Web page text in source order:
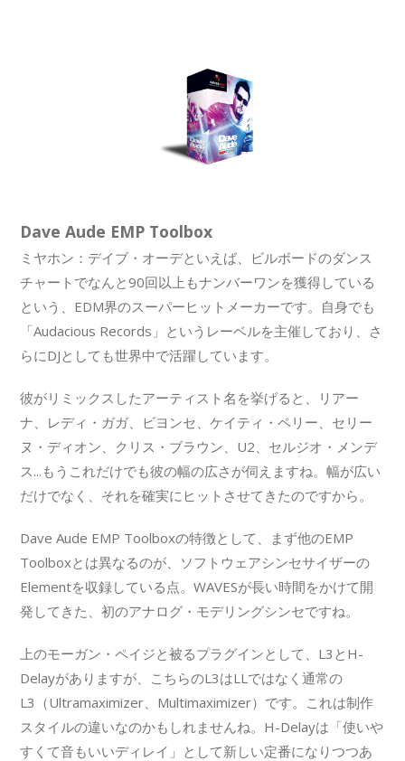
Dave Aude EMP Toolbox
ミヤホン：デイブ・オーデといえば、ビルボードのダンス
チャートでなんと90回以上もナンバーワンを獲得している
という、EDM界のスーパーヒットメーカーです。自身でも
「Audacious Records」というレーベルを主催しており、さ
らにDJとしても世界中で活躍しています。
彼がリミックスしたアーティスト名を挙げると、リアー
ナ、レディ・ガガ、ビヨンセ、ケイティ・ペリー、セリー
ヌ・ディオン、クリス・ブラウン、U2、セルジオ・メンデ
ス...もうこれだけでも彼の幅の広さが伺えますね。幅が広い
だけでなく、それを確実にヒットさせてきたのですから。
Dave Aude EMP Toolboxの特徴として、まず他のEMP
Toolboxとは異なるのが、ソフトウェアシンセサイザーの
Elementを収録している点。WAVESが長い時間をかけて開
発してきた、初のアナログ・モデリングシンセですね。
上のモーガン・ペイジと被るプラグインとして、L3とH-
Delayがありますが、こちらのL3はLLではなく通常の
L3（Ultramaximizer、Multimaximizer）です。これは制作
スタイルの違いなのかもしれませんね。H-Delayは「使いや
すくて音もいいディレイ」として新しい定番になりつつあ